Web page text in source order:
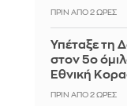
ΠΡΙΝ ΑΠΌ 2 ΏΡΕΣ
Υπέταξε τη
στον 5ο
Εθνική
ΠΡΙΝ ΑΠΌ 2 ΏΡΕΣ